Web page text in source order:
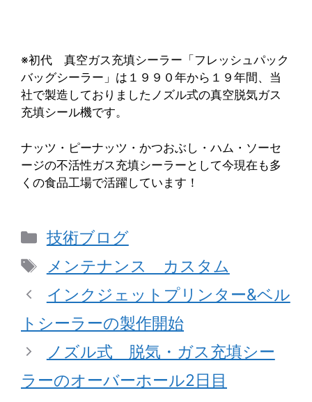
※初代 真空ガス充填シーラー「フレッシュパック
バッグシーラー」は１９９０年から１９年間、当
社で製造しておりましたノズル式の真空脱気ガス
充填シール機です。
ナッツ・ピーナッツ・かつおぶし・ハム・ソーセ
ージの不活性ガス充填シーラーとして今現在も多
くの食品工場で活躍しています！
カ
テ
リ
ー
技術ブログ
タ
グ
メンテナンス カスタム
インクジェットプリンター&ベル
トシーラーの製作開始
ノズル式 脱気・ガス充填シー
ラーのオーバーホール2日目